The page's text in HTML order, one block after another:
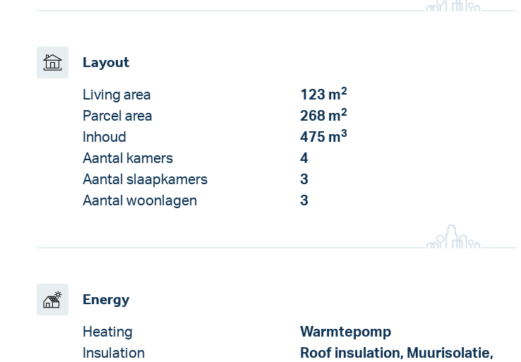
Layout
Living area 123 m2
Parcel area 268 m2
Inhoud 475 m3
Aantal kamers
4
Aantal slaapkamers
3
Aantal woonlagen
3
Energy
Heating
Warmtepomp
Insulation
Roof insulation, Muurisolatie,